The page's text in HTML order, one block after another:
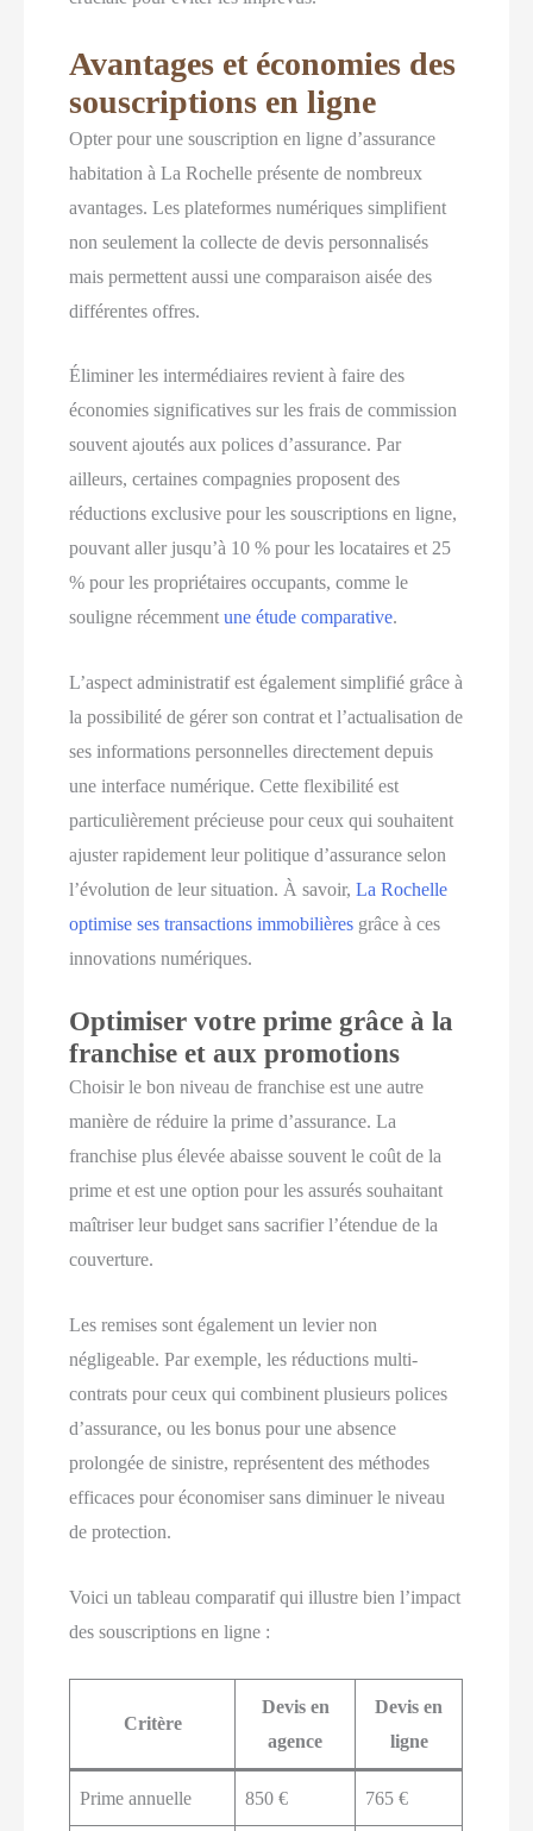
Avantages et économies des
souscriptions en ligne
Opter pour une souscription en ligne d’assurance
habitation à La Rochelle présente de nombreux
avantages. Les plateformes numériques simplifient
non seulement la collecte de devis personnalisés
mais permettent aussi une comparaison aisée des
différentes offres.
Éliminer les intermédiaires revient à faire des
économies significatives sur les frais de commission
souvent ajoutés aux polices d’assurance. Par
ailleurs, certaines compagnies proposent des
réductions exclusive pour les souscriptions en ligne,
pouvant aller jusqu’à 10 % pour les locataires et 25
% pour les propriétaires occupants, comme le
souligne récemmentune étude comparative.
L’aspect administratif est également simplifié grâce à
la possibilité de gérer son contrat et l’actualisation de
ses informations personnelles directement depuis
une interface numérique. Cette flexibilité est
particulièrement précieuse pour ceux qui souhaitent
ajuster rapidement leur politique d’assurance selon
l’évolution de leur situation. À savoir,La Rochelle
optimise ses transactions immobilières grâce à ces
innovations numériques.
Optimiser votre prime grâce à la
franchise et aux promotions
Choisir le bon niveau de franchise est une autre
manière de réduire la prime d’assurance. La
franchise plus élevée abaisse souvent le coût de la
prime et est une option pour les assurés souhaitant
maîtriser leur budget sans sacrifier l’étendue de la
couverture.
Les remises sont également un levier non
négligeable. Par exemple, les réductions multi-
contrats pour ceux qui combinent plusieurs polices
d’assurance, ou les bonus pour une absence
prolongée de sinistre, représentent des méthodes
efficaces pour économiser sans diminuer le niveau
de protection.
Voici un tableau comparatif qui illustre bien l’impact
des souscriptions en ligne :
Critère
Devis en
agence
Devis en
ligne
Prime annuelle 850 € 765 €